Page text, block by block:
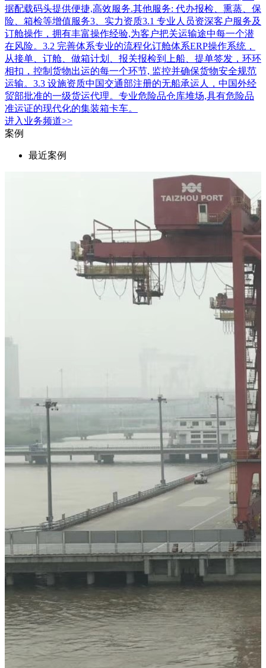
据配载码头提供便捷,高效服务.其他服务: 代办报检、熏蒸、保
险、箱检等增值服务3、实力资质3.1 专业人员资深客户服务及
订舱操作，拥有丰富操作经验,为客户把关运输途中每一个潜
在风险。3.2 完善体系专业的流程化订舱体系ERP操作系统，
从接单、订舱、做箱计划、报关报检到上船、提单签发，环环
相扣，控制货物出运的每一个环节, 监控并确保货物安全规范
运输。3.3 设施资质中国交通部注册的无船承运人，中国外经
贸部批准的一级货运代理。专业危险品仓库堆场,具有危险品
准运证的现代化的集装箱卡车。
进入 业务频道>>
案例
最近案例